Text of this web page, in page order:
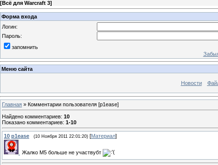
[Всё для Warcraft 3]
Форма входа
Логин:
Пароль:
запомнить
Меню сайта
Новости
Главная » Комментарии пользователя [p1ease]
Найдено комментариев: 10
Показано комментариев: 1-10
10 p1ease (10 Ноября 2011 22:01:20) [Материал]
Жалко М5 больше не участвубт